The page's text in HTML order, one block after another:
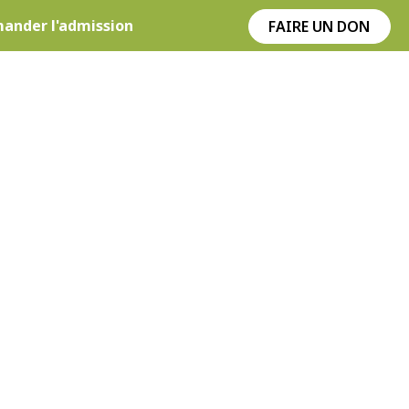
l'admission FAIRE UN DON
data_padding_bottom=”50″]